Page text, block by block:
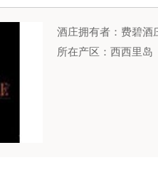
酒庄拥有者：费碧酒
所在产区：西西里岛